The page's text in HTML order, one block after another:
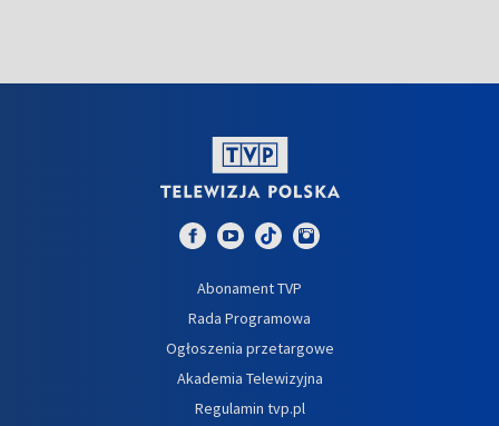
Abonament TVP
Rada Programowa
Ogłoszenia przetargowe
Akademia Telewizyjna
Regulamin tvp.pl